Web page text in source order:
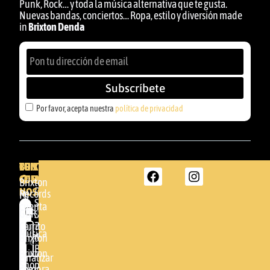
Punk, Rock… y toda la música alternativa que te gusta.
Nuevas bandas, conciertos… Ropa, estilo y diversión made
inBrixton Denda
Por favor, acepta nuestra política de privacidad
Subscríbete
BRIXTON
DENDA -
SHOP
Somera
24
48005 -
BILBAO
(+34)
BRIXTON
Brixton
Records
GBR
Música
Brixton
Shop
TU
CUENTA
Mi
cuenta
Carrito
Brixton
Finalizar
CONTACTA
CON
NOSOTROS
Por
favor,
acepta
nuestra